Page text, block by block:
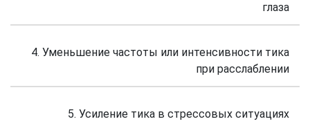
глаза
4. Уменьшение частоты или интенсивности тика
при расслаблении
5. Усиление тика в стрессовых ситуациях